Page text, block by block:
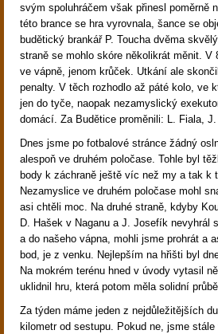
svým spoluhráčem však přinesl
této brance se hra vyrovnala, šance se
budětický brankář P. Toucha dvěma
straně se mohlo skóre několikrát měnit.
ve vápně, jenom krůček. Utkání ale
penalty. V těch rozhodlo až páté kolo, ve
jen do tyče, naopak nezamyslický
domácí. Za Budětice proměnili: L. Fiala,
Dnes jsme po fotbalové stránce žádný
alespoň ve druhém poločase. Tohle byl
body k záchraně ještě víc než my a tak k
Nezamyslice ve druhém poločase mohl
asi chtěli moc. Na druhé straně, kdyby
D. Hašek v Naganu a J. Josefík
a do našeho vápna, mohli jsme prohrát a
bod, je z venku. Nejlepším na hřišti byl
Na mokrém terénu hned v úvody vytasil
uklidnil hru, která potom měla solidní
Za týden máme jeden z nejdůležitějších
kilometr od sestupu. Pokud ne, jsme